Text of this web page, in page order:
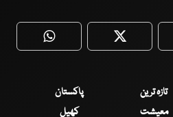
WhatsApp Twitter
تازہ ترین
پاکستان
معیشت کھیل